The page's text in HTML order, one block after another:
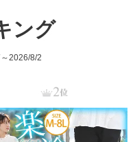
ング
2026/8/2